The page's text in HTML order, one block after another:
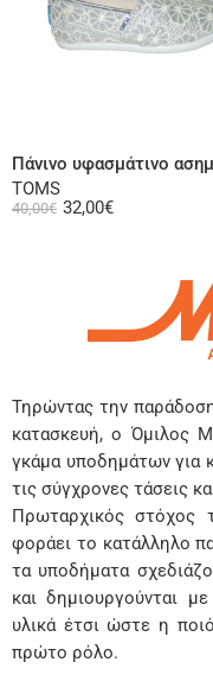
Πάνινο υφασμάτινο
TOMS
40,00€ 32,00€
Τηρώντας την
κατασκευή, ο Όμιλος
γκάμα υποδημάτων για
τις σύγχρονες τάσεις
Πρωταρχικός στόχος
φοράει το κατάλληλο
τα υποδήματα
και δημιουργούνται
υλικά έτσι ώστε η
πρώτο ρόλο.